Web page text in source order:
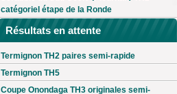
catégoriel étape de la Ronde
Résultats en attente
Termignon TH2 paires semi-rapide
Termignon TH5
Coupe Onondaga TH3 originales semi-